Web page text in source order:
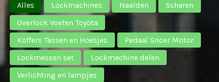
Alles Lockmachines Naalden
Scharen
Overlock Voeten Toyota
Koffers Tassen en Hoesjes
Pedaal Snoer Motor
Lockmessen set
Lockmachine delen
Verlichting en lampjes